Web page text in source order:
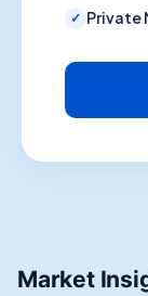
Private
Market